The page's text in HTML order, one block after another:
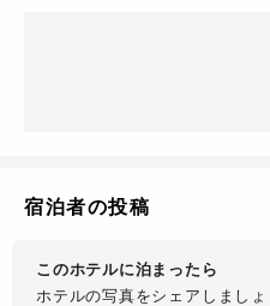
宿泊者の投稿
このホテルに泊まったら
ホテルの写真をシェアしましょ